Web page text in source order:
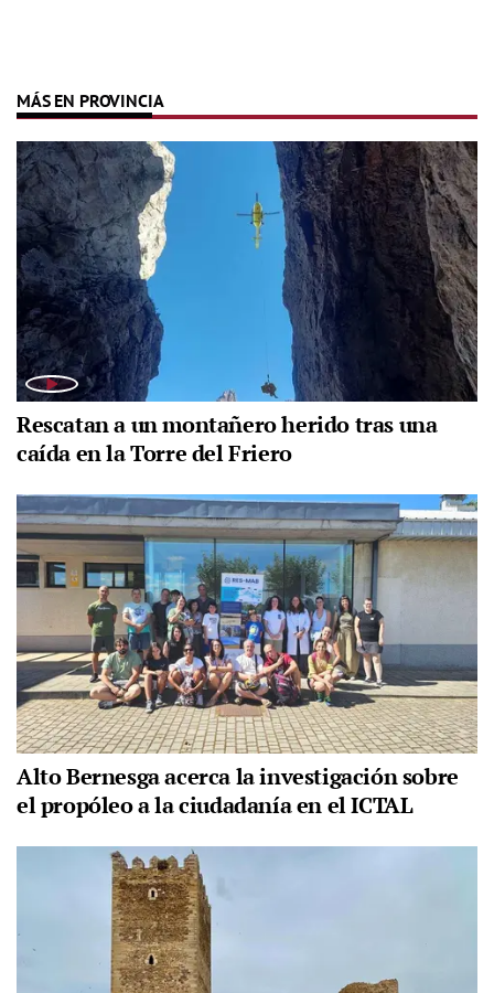
MÁS EN PROVINCIA
Rescatan a un montañero herido tras una
caída en la Torre del Friero
Alto Bernesga acerca la investigación sobre
el propóleo a la ciudadanía en el ICTAL